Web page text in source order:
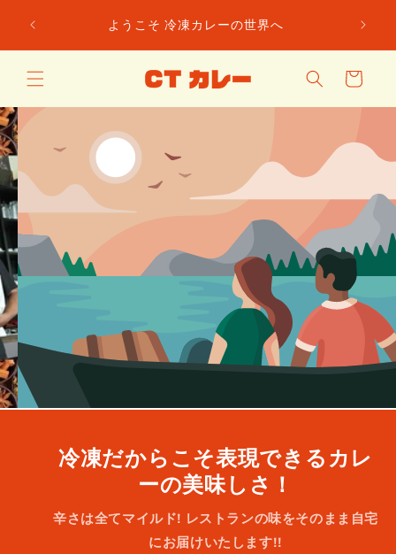
ツに進む
ようこそ 冷凍カレーの世界へ 月間
ー
冷凍だからこそ表現できるカレ
ーの美味しさ！
辛さは全てマイルド! レストランの味をそのまま自宅
にお届けいたします!!